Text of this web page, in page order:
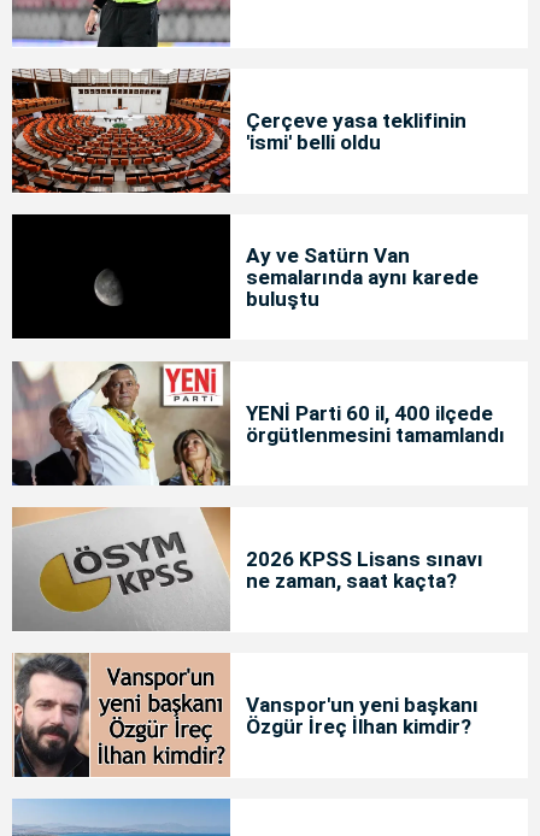
Çerçeve yasa teklifinin
'ismi' belli oldu
Ay ve Satürn Van
semalarında aynı karede
buluştu
YENİ Parti 60 il, 400 ilçede
örgütlenmesini tamamlandı
2026 KPSS Lisans sınavı
ne zaman, saat kaçta?
Vanspor'un yeni başkanı
Özgür İreç İlhan kimdir?